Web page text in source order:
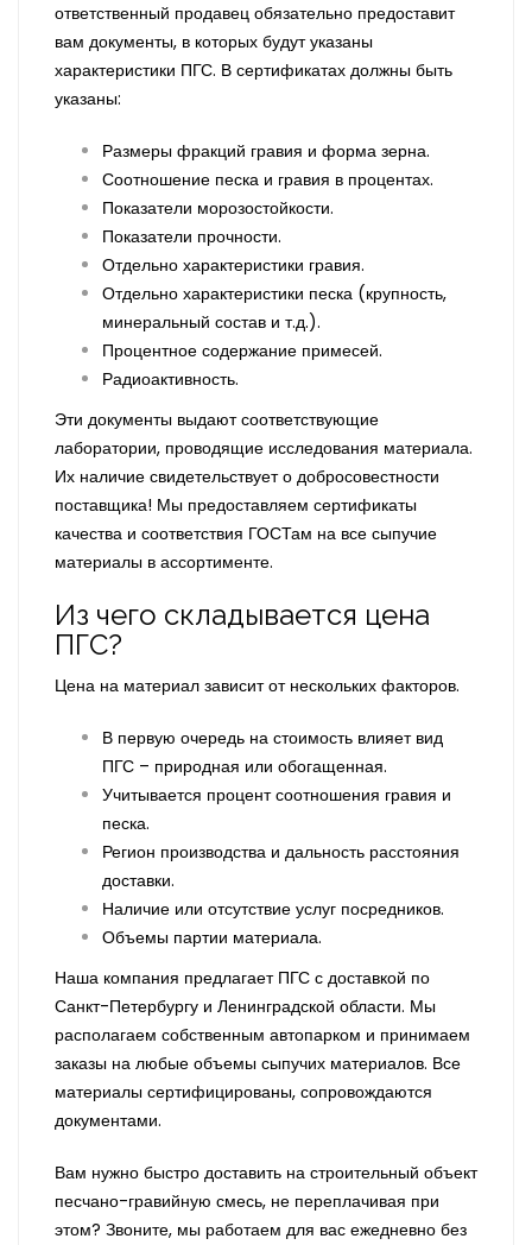
ответственный продавец обязательно предоставит
вам документы, в которых будут указаны
характеристики ПГС. В сертификатах должны быть
указаны:
Размеры фракций гравия и форма зерна.
Соотношение песка и гравия в процентах.
Показатели морозостойкости.
Показатели прочности.
Отдельно характеристики гравия.
Отдельно характеристики песка (крупность,
минеральный состав и т.д.).
Процентное содержание примесей.
Радиоактивность.
Эти документы выдают соответствующие
лаборатории, проводящие исследования материала.
Их наличие свидетельствует о добросовестности
поставщика! Мы предоставляем сертификаты
качества и соответствия ГОСТам на все сыпучие
материалы в ассортименте.
Из чего складывается цена
ПГС?
Цена на материал зависит от нескольких факторов.
В первую очередь на стоимость влияет вид
ПГС – природная или обогащенная.
Учитывается процент соотношения гравия и
песка.
Регион производства и дальность расстояния
доставки.
Наличие или отсутствие услуг посредников.
Объемы партии материала.
Наша компания предлагает ПГС с доставкой по
Санкт-Петербургу и Ленинградской области. Мы
располагаем собственным автопарком и принимаем
заказы на любые объемы сыпучих материалов. Все
материалы сертифицированы, сопровождаются
документами.
Вам нужно быстро доставить на строительный объект
песчано-гравийную смесь, не переплачивая при
этом? Звоните, мы работаем для вас ежедневно без